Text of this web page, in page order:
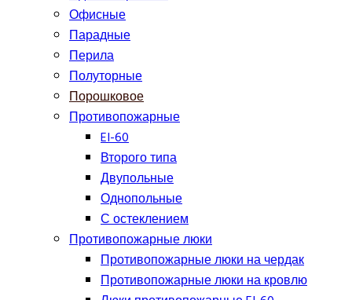
Офисные
Парадные
Перила
Полуторные
Порошковое
Противопожарные
EI-60
Второго типа
Двупольные
Однопольные
С остеклением
Противопожарные люки
Противопожарные люки на чердак
Противопожарные люки на кровлю